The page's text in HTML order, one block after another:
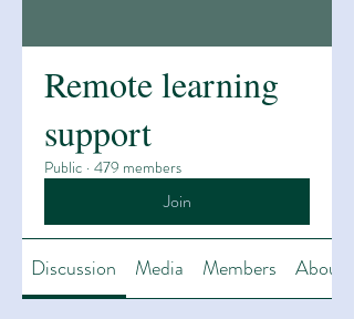
Remote learning
support
Public · 479 members
Join
Discussion Media Members About